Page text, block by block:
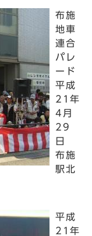
布施
地車
連合
パレ
ード
平成
21年
4月
29
日
布施
駅北
平成
21年